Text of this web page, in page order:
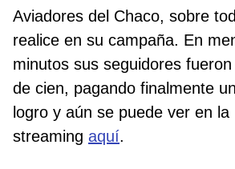
Aviadores del Chaco, sobre
realice en su campaña. En
minutos sus seguidores
de cien, pagando finalmente
logro y aún se puede ver en la
streaming aquí.